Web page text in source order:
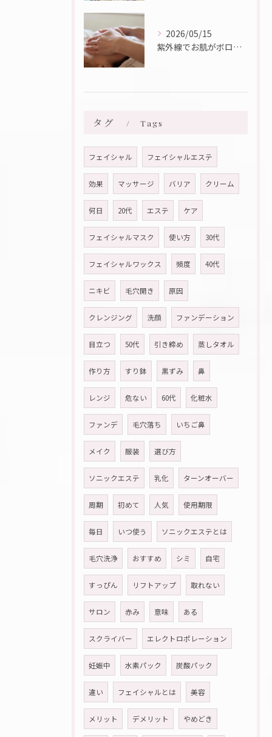
2026/05/15
紫外線でお肌がボロボロに・・・💦
タグ Tags
フェイシャル フェイシャルエステ
効果 マッサージ バリア クリーム
何日 20代 エステ ケア
フェイシャルマスク 使い方 30代
フェイシャルワックス 頻度 40代
ニキビ 毛穴開き 原因
クレンジング 洗顔 ファンデーション
目立つ 50代 引き締め 蒸しタオル
作り方 すり鉢 黒ずみ 鼻
レンジ 危ない 60代 化粧水
ファンデ 毛穴落ち いちご鼻
メイク 服装 選び方
ソニックエステ 乳化 ターンオーバー
周期 初めて 人気 使用期限
毎日 いつ使う ソニックエステとは
毛穴洗浄 おすすめ シミ 自宅
すっぴん リフトアップ 取れない
サロン 赤み 意味 ある
スクライバー エレクトロポレーション
妊娠中 水素パック 炭酸パック
違い フェイシャルとは 美容
メリット デメリット やめどき